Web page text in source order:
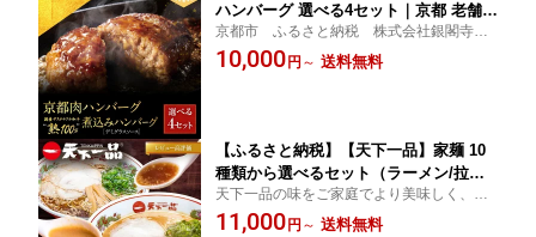
ハンバーグ 選べる4セット｜京都 老舗精
肉店 有名店 贅沢 レビュー高評価［ 京
都産和牛/サステナブル和牛を使用 ハン
京都市 ふるさと納税 株式会社銀閣寺大
西伝統の町、京都から贈る上質な京都肉
10,000 円 ～ 送料無料
【ふるさと納税】【天下一品】家麺 10
種類から選べるセット（ラーメン/拉麺/
天一）| 京都 ラーメン 有名店 こってり
レビュー高評価［ 天下一品自慢の スー
天下一品の味をご家庭でより美味しく、調
理も片付けも手間いらず
11,000 円 ～ 送料無料